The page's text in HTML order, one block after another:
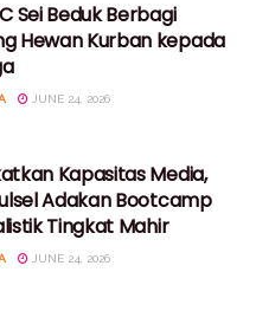
Sei Beduk Berbagi
Hewan Kurban kepada
JUNE 24, 2026
Kapasitas Media,
Adakan Bootcamp
Tingkat Mahir
JUNE 24, 2026